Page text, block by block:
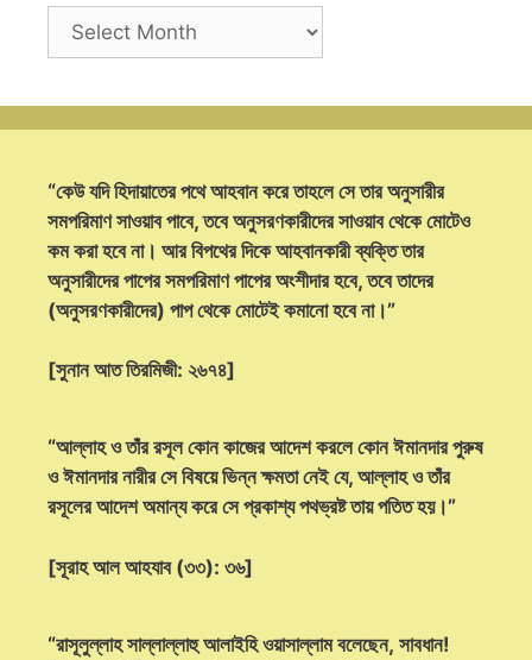
Archives
“কেউ যদি হিদায়াতের পথে আহবান করে তাহলে সে তার অনুসারীর
সমপরিমাণ সাওয়াব পাবে, তবে অনুসরণকারীদের সাওয়াব থেকে মোটেও
কম করা হবে না। আর বিপথের দিকে আহবানকারী ব্যক্তি তার
অনুসারীদের পাপের সমপরিমাণ পাপের অংশীদার হবে, তবে তাদের
(অনুসরণকারীদের) পাপ থেকে মোটেই কমানো হবে না।”
[সুনান আত তিরমিজী: ২৬৭৪]
“আল্লাহ ও তাঁর রসূল কোন কাজের আদেশ করলে কোন ঈমানদার পুরুষ
ও ঈমানদার নারীর সে বিষয়ে ভিন্ন ক্ষমতা নেই যে, আল্লাহ ও তাঁর
রসূলের আদেশ অমান্য করে সে প্রকাশ্য পথভ্রষ্ট তায় পতিত হয়।”
[সূরাহ আল আহযাব (৩৩): ৩৬]
“রাসূলুল্লাহ সাল্লাল্লাহু আলাইহি ওয়াসাল্লাম বলেছেন, সাবধান!